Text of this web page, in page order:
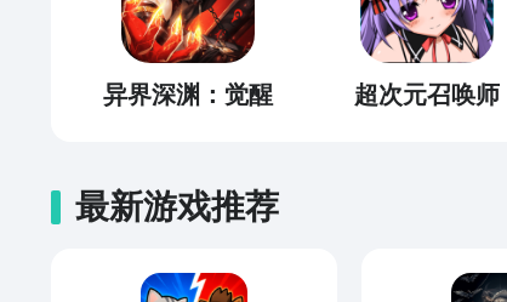
异界深渊：觉醒 超次元召唤师
最新游戏推荐